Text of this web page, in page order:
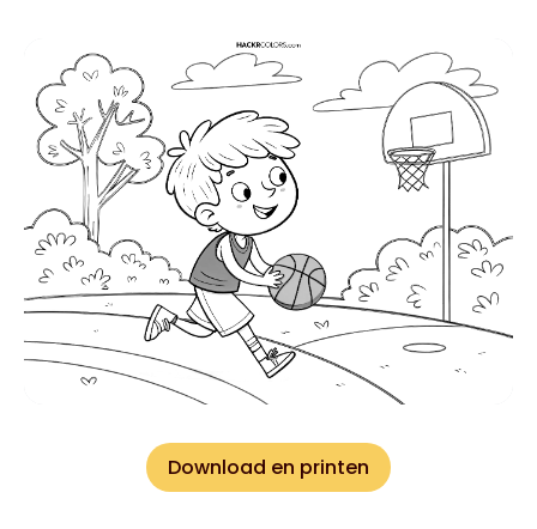
Download en printen